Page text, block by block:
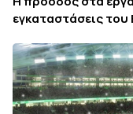
εγκαταστάσεις του